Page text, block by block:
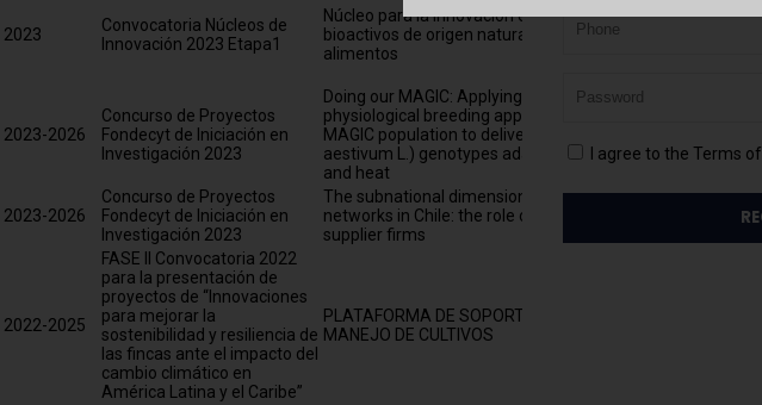
2023
Convocatoria Núcleos de
Innovación 2023 Etapa1
Núcleo para la innovación en compuestos
bioactivos de origen natural para uso en
alimentos
2023-2026
Concurso de Proyectos
Fondecyt de Iniciación en
Investigación 2023
Doing our MAGIC: Applying an integrative
physiological breeding approach using a
MAGIC population to deliver wheat (Triticum
aestivum L.) genotypes adapted to drought
and heat
KORTS
2023-2026
Concurso de Proyectos
Fondecyt de Iniciación en
Investigación 2023
The subnational dimension of agri-food
networks in Chile: the role of regions and local
supplier firms
EDUARDO
2022-2025
FASE II Convocatoria 2022
para la presentación de
proyectos de “Innovaciones
para mejorar la
sostenibilidad y resiliencia de
las fincas ante el impacto del
cambio climático en
América Latina y el Caribe”
PLATAFORMA DE SOPORTE ONLINE DE
MANEJO DE CULTIVOS
Remember Me
I agree to the Terms of